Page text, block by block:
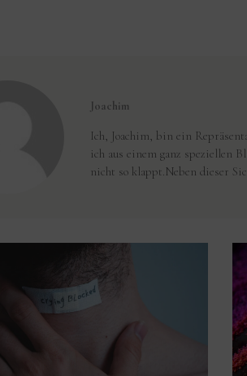
Joachim
Ich, Joachim, bin ein
ich aus einem ganz speziellen
nicht so klappt.Neben dieser